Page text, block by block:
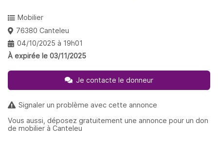
Mobilier
76380 Canteleu
04/10/2025 à 19h01
À expirée le 03/11/2025
Je contacte le donneur
Signaler un problème avec cette annonce
Vous aussi, déposez gratuitement une annonce pour un don
de mobilier à Canteleu